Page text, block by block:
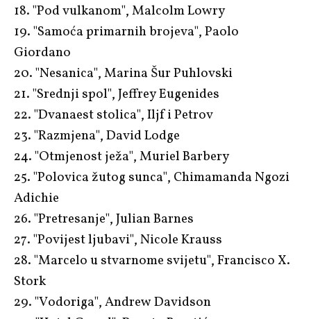
18. "Pod vulkanom", Malcolm Lowry
19. "Samoća primarnih brojeva", Paolo
Giordano
20. "Nesanica", Marina Šur Puhlovski
21. "Srednji spol", Jeffrey Eugenides
22. "Dvanaest stolica", Iljf i Petrov
23. "Razmjena", David Lodge
24. "Otmjenost ježa", Muriel Barbery
25. "Polovica žutog sunca", Chimamanda Ngozi
Adichie
26. "Pretresanje", Julian Barnes
27. "Povijest ljubavi", Nicole Krauss
28. "Marcelo u stvarnome svijetu", Francisco X.
Stork
29. "Vodoriga", Andrew Davidson